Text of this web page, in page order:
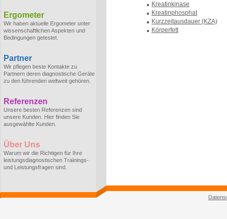
Ergometer
Wir haben aktuelle Ergometer unter
wissenschaftlichen Aspekten und
Bedingungen getestet.
Partner
Wir pflegen beste Kontakte zu
Partnern deren diagnostische Geräte
zu den führenden weltweit gehören.
Referenzen
Unsere besten Referenzen sind
unsere Kunden. Hier finden Sie
ausgewählte Kunden.
Über Uns
Warum wir die Richtigen für Ihre
leistungsdiagnostischen Trainings-
und Leistungsfragen sind.
Kreatinkinase
Kreatinphosphat
Kurzzeitausdauer (KZA)
Körperfett